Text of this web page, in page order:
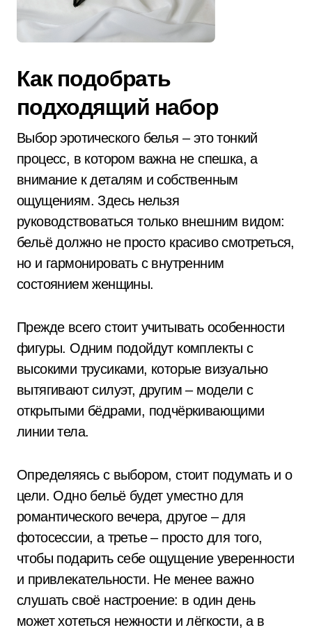
Как подобрать
подходящий набор
Выбор эротического белья – это тонкий
процесс, в котором важна не спешка, а
внимание к деталям и собственным
ощущениям. Здесь нельзя
руководствоваться только внешним видом:
бельё должно не просто красиво смотреться,
но и гармонировать с внутренним
состоянием женщины.
Прежде всего стоит учитывать особенности
фигуры. Одним подойдут комплекты с
высокими трусиками, которые визуально
вытягивают силуэт, другим – модели с
открытыми бёдрами, подчёркивающими
линии тела.
Определяясь с выбором, стоит подумать и о
цели. Одно бельё будет уместно для
романтического вечера, другое – для
фотосессии, а третье – просто для того,
чтобы подарить себе ощущение уверенности
и привлекательности. Не менее важно
слушать своё настроение: в один день
может хотеться нежности и лёгкости, а в